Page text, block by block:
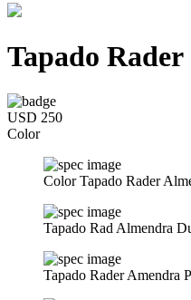
Tapado Rader
USD 250
Color
Color Tapado Rader
Tapado Rad Almendra
Tapado Rader Amendra